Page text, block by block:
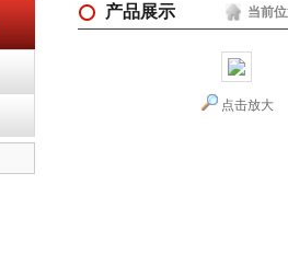
当前
产品展示
点击放大